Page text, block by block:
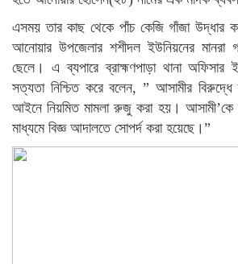
এসময় তার কাছ থেকে পাঁচ কেজি গাঁজা উদ্ধার
আনোয়ার উপজেলার শশীদল ইউনিয়নের মানরা
ছেলে। এ ব্যপারে ব্রাহ্মণপাড়া থানা অফিসার
সত্যতা নিশ্চিত করে বলেন, ” আসামীর বিরুদ্ধে
আইনে নিয়মিত মামলা রুজু করা হয়।
মাধ্যমে বিজ্ঞ আদালতে সোপর্দ করা হয়েছে।”